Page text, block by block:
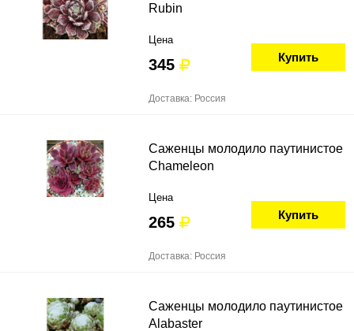
Rubin
Цена
345 Купить
Доставка: Россия
Саженцы молодило паутинистое
Chameleon
Цена
265 Купить
Доставка: Россия
Саженцы молодило паутинистое
Alabaster